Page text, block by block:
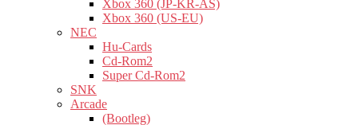
Xbox 360 (JP-KR-AS)
Xbox 360 (US-EU)
NEC
Hu-Cards
Cd-Rom2
Super Cd-Rom2
SNK
Arcade
(Bootleg)